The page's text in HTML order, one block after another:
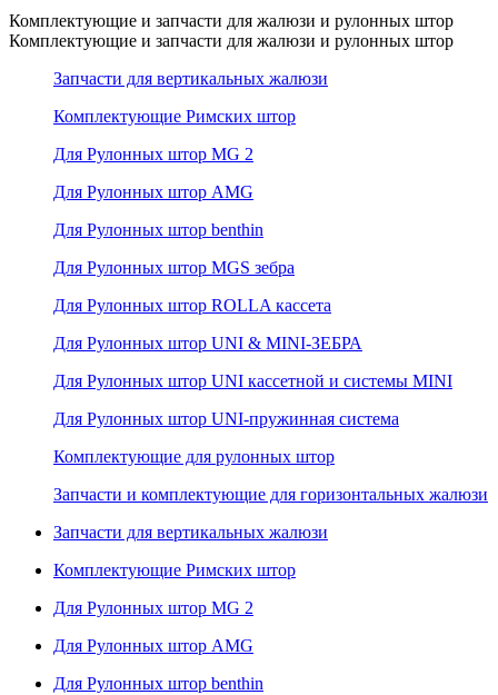
Комплектующие и запчасти для жалюзи и рулонных штор
Комплектующие и запчасти для жалюзи и рулонных штор
Запчасти для вертикальных жалюзи
Комплектующие Римских штор
Для Рулонных штор MG 2
Для Рулонных штор AMG
Для Рулонных штор benthin
Для Рулонных штор MGS зебра
Для Рулонных штор ROLLA кассета
Для Рулонных штор UNI & MINI-ЗЕБРА
Для Рулонных штор UNI кассетной и системы MINI
Для Рулонных штор UNI-пружинная система
Комплектующие для рулонных штор
Запчасти и комплектующие для горизонтальных жалюзи
Запчасти для вертикальных жалюзи
Комплектующие Римских штор
Для Рулонных штор MG 2
Для Рулонных штор AMG
Для Рулонных штор benthin